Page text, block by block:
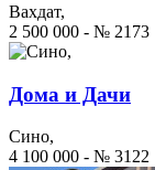
Вахдат,
2 500 000 - № 2173
Дома и Дачи
Сино,
4 100 000 - № 3122